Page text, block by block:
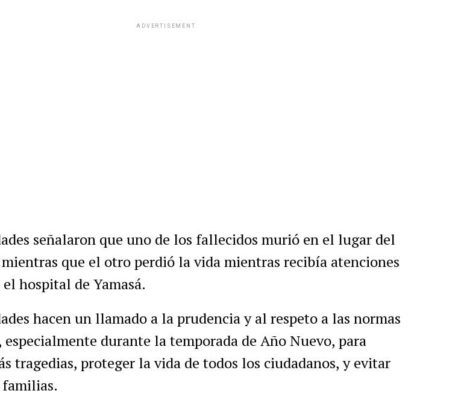
ADVERTISEMENT
señalaron que uno de los fallecidos murió en el lugar del
que el otro perdió la vida mientras recibía atenciones
hospital de Yamasá.
hacen un llamado a la prudencia y al respeto a las normas
durante la temporada de Año Nuevo, para
tragedias, proteger la vida de todos los ciudadanos, y evitar